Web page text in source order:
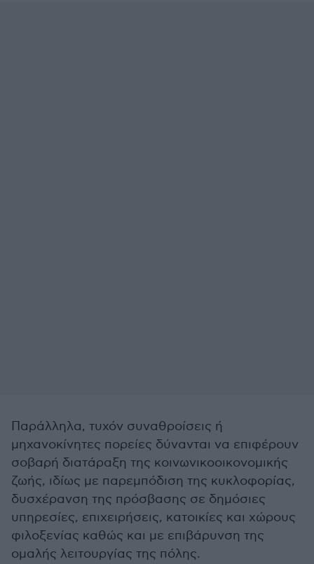
Παράλληλα, τυχόν συναθροίσεις ή
μηχανοκίνητες πορείες δύνανται να επιφέρουν
σοβαρή διατάραξη της κοινωνικοοικονομικής
ζωής, ιδίως με παρεμπόδιση της κυκλοφορίας,
δυσχέρανση της πρόσβασης σε δημόσιες
υπηρεσίες, επιχειρήσεις, κατοικίες και χώρους
φιλοξενίας καθώς και με επιβάρυνση της
ομαλής λειτουργίας της πόλης.